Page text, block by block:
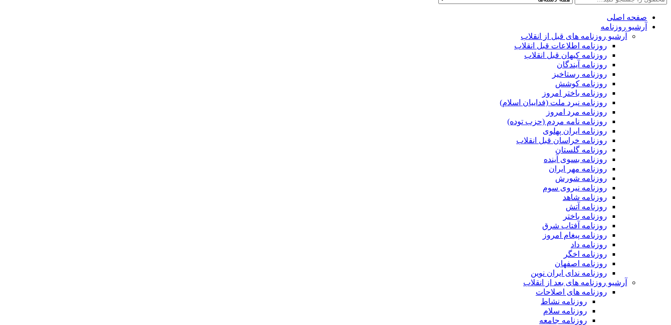
صفحه اصلی
آرشیو روزنامه
آرشیو روزنامه های قبل از انقلاب
روزنامه اطلاعات قبل انقلاب
روزنامه کیهان قبل انقلاب
روزنامه آیندگان
روزنامه رستاخیز
روزنامه کوشش
روزنامه باختر امروز
روزنامه نبرد ملت (فداییان اسلام)
روزنامه مرد امروز
روزنامه نامه مردم (حزب توده)
روزنامه ایران پهلوی
روزنامه خراسان قبل انقلاب
روزنامه گلستان
روزنامه بسوی آینده
روزنامه مهر ایران
روزنامه شورش
روزنامه نیروی سوم
روزنامه شاهد
روزنامه آتش
روزنامه باختر
روزنامه آفتاب شرق
روزنامه پیغام امروز
روزنامه داد
روزنامه اخگر
روزنامه اصفهان
روزنامه ندای ایران نوین
آرشیو روزنامه های بعد از انقلاب
روزنامه های اصلاحات
روزنامه نشاط
روزنامه سلام
روزنامه جامعه